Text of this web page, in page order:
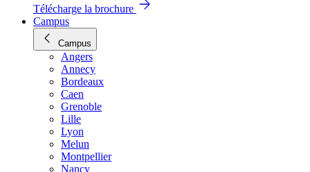
Télécharge la brochure
Campus
Campus
Angers
Annecy
Bordeaux
Caen
Grenoble
Lille
Lyon
Melun
Montpellier
Nancy